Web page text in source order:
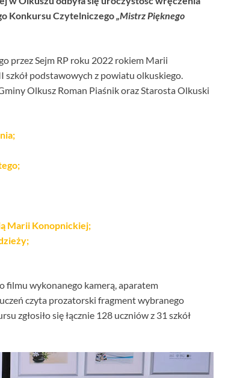
Konkursu Czytelniczego„Mistrz Pięknego
przez Sejm RP roku 2022 rokiem Marii
szkół podstawowych z powiatu olkuskiego.
Olkusz Roman Piaśnik oraz Starosta Olkuski
Marii Konopnickiej;
filmu wykonanego kamerą, aparatem
czyta prozatorski fragment wybranego
zgłosiło się łącznie 128 uczniów z 31 szkół